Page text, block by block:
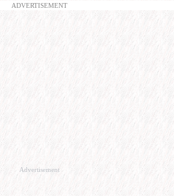
ADVERTISEMENT
Advertisement